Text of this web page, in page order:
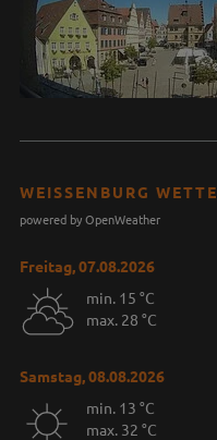
WEISSENBURG WETTER
powered by OpenWeather
Freitag, 07.08.2026
min. 15 °C
max. 28 °C
Samstag, 08.08.2026
min. 13 °C
max. 32 °C